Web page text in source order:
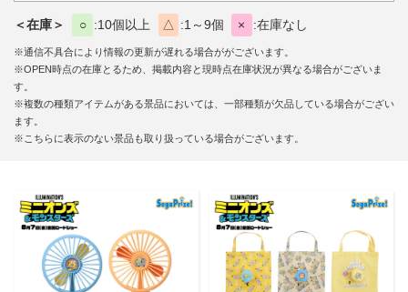
＜在庫＞ ○ 10個以上 △ 1～9個 × 在庫なし
※通信不具合により情報の更新が遅れる場合ががございます。
※OPEN時点の在庫とるため、掲載内容と現時点在庫状況が異なる場合がございま
す。
※複数の種類アイテムがある景品においては、一部種類が欠品している場合がござい
ます。
※こちらに表示のない景品も取り扱っている場合がございます。